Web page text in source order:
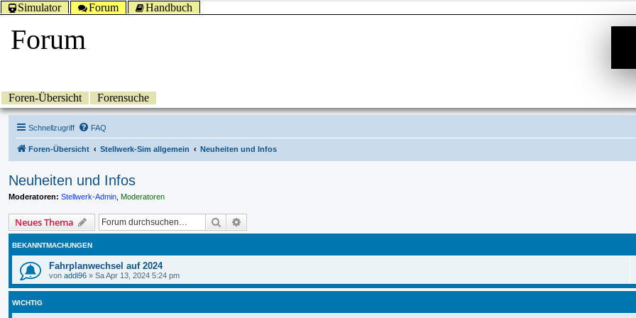
Simulator Forum Handbuch
Forum
Foren-Übersicht Forensuche
Schnellzugriff FAQ
Foren-Übersicht Stellwerk-Sim allgemein Neuheiten und Infos
Neuheiten und Infos
Moderatoren: Stellwerk-Admin Moderatoren
Neues Thema Suche
BEKANNTMACHUNGEN
Fahrplanwechsel auf 2024
von addi96 » Sa Apr 13, 2024 5:24 pm
WICHTIG